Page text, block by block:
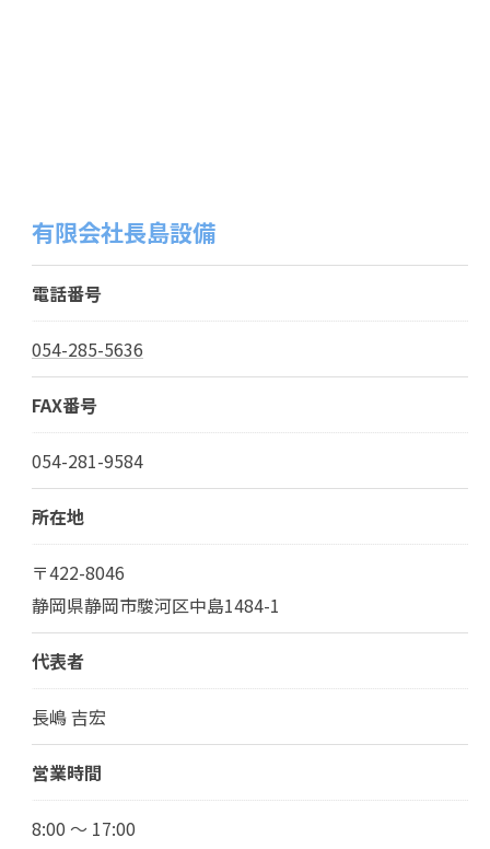
有限会社長島設備
電話番号
054-285-5636
FAX番号
054-281-9584
所在地
〒422-8046
静岡県静岡市駿河区中島1484-1
代表者
長嶋 吉宏
営業時間
8:00 ～ 17:00